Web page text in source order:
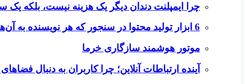
چرا ایمپلنت دندان دیگر یک هزینه نیست، بلکه
6 ابزار تولید محتوا در سنجور که هر نویسنده به آن‌ها نیاز دارد
موتور هوشمند سازگاری خرما
آینده ارتباطات آنلاین؛ چرا کاربران به دنبال